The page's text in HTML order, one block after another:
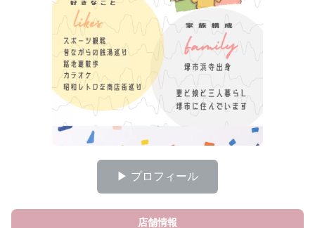
▶ プロフィール
店舗情報